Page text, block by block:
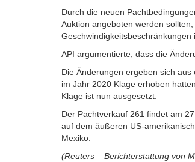
Durch die neuen
Auktion angeboten werden
API argumentierte, dass die
Die Änderungen ergeben sich
im Jahr 2020 Klage erhoben
Klage ist nun ausgesetzt.
Der Pachtverkauf 261 findet am
auf dem äußeren US-
Mexiko.
(Reuters – Berichterstattung von